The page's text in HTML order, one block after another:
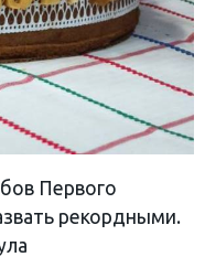
Первого
рекордными.